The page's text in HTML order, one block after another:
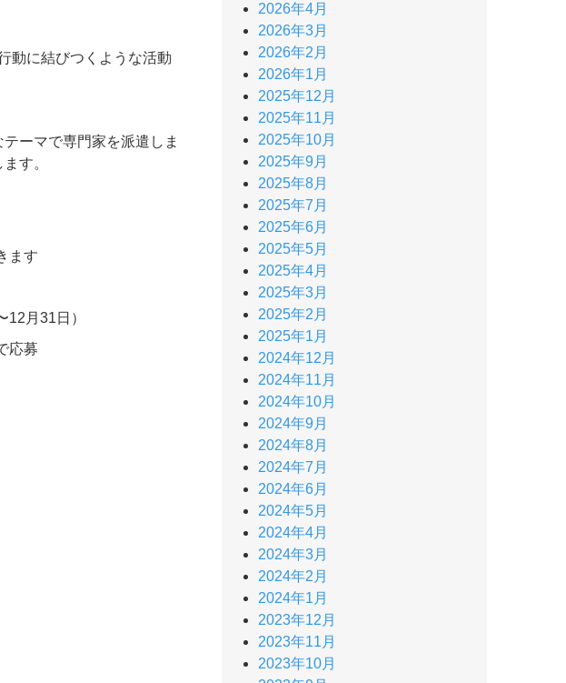
動に結びつくような活動
ーマで専門家を派遣しま
す。​
ます
月31日）
応募
2026年4月
2026年3月
2026年2月
2026年1月
2025年12月
2025年11月
2025年10月
2025年9月
2025年8月
2025年7月
2025年6月
2025年5月
2025年4月
2025年3月
2025年2月
2025年1月
2024年12月
2024年11月
2024年10月
2024年9月
2024年8月
2024年7月
2024年6月
2024年5月
2024年4月
2024年3月
2024年2月
2024年1月
2023年12月
2023年11月
2023年10月